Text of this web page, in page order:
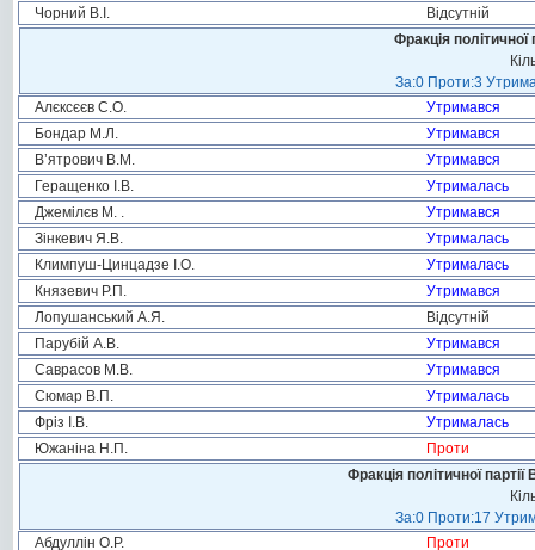
Чорний В.І.
Відсутній
Фракція
За:0 Проти:3
Алєксєєв С.О.
Утримався
Бондар М.Л.
Утримався
В’ятрович В.М.
Утримався
Геращенко І.В.
Утрималась
Джемілєв М. .
Утримався
Зінкевич Я.В.
Утрималась
Климпуш-Цинцадзе І.О.
Утрималась
Князевич Р.П.
Утримався
Лопушанський А.Я.
Відсутній
Парубій А.В.
Утримався
Саврасов М.В.
Утримався
Сюмар В.П.
Утрималась
Фріз І.В.
Утрималась
Южаніна Н.П.
Проти
Фракція політичної
За:0 Проти:17
Абдуллін О.Р.
Проти